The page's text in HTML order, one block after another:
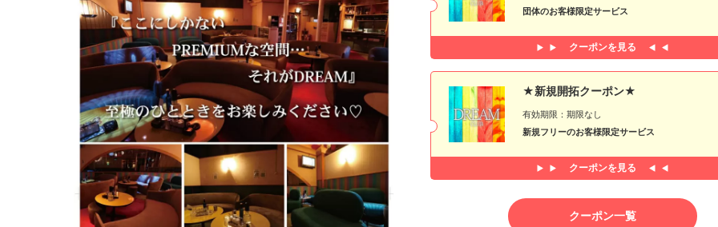
団体のお客様限定サービス
クーポンを見る
★新規開拓クーポン★
有効期限：期限なし
新規フリーのお客様限定サービス
クーポンを見る
クーポン一覧